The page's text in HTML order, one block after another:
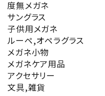
カテゴリー
度無メガネ
サングラス
子供用メガネ
ルーペ,オペラグラス
メガネ小物
メガネケア用品
アクセサリー
文具,雑貨